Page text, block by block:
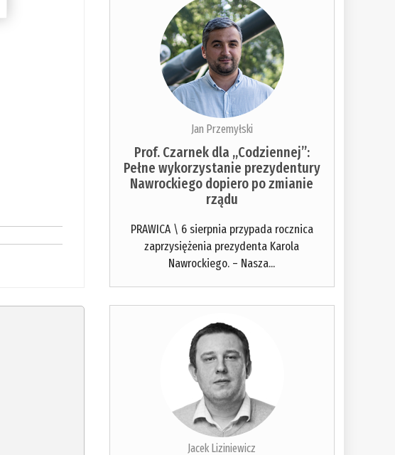
Jan Przemyłski
Prof. Czarnek dla „Codziennej”:
Pełne wykorzystanie prezydentury
Nawrockiego dopiero po zmianie
rządu
PRAWICA \ 6 sierpnia przypada rocznica
zaprzysiężenia prezydenta Karola
Nawrockiego. – Nasza...
Jacek Liziniewicz